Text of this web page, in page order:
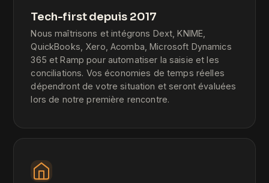
Tech-first depuis 2017
Nous maîtrisons et intégrons Dext, KNIME,
QuickBooks, Xero, Acomba, Microsoft Dynamics
365 et Ramp pour automatiser la saisie et les
conciliations. Vos économies de temps réelles
dépendront de votre situation et seront évaluées
lors de notre première rencontre.